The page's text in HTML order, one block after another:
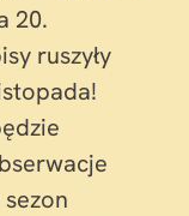
20.
ruszyły